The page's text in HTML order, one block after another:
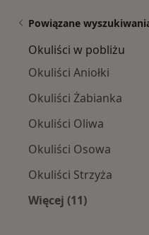
Powiązane
Okuliści w pobliżu
Okuliści Aniołki
Okuliści Żabianka
Okuliści Oliwa
Okuliści Osowa
Okuliści Strzyża
Więcej (11)